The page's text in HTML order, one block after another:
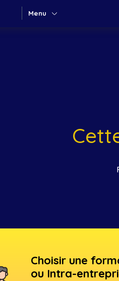
Menu
Choisir une
ou Intra-